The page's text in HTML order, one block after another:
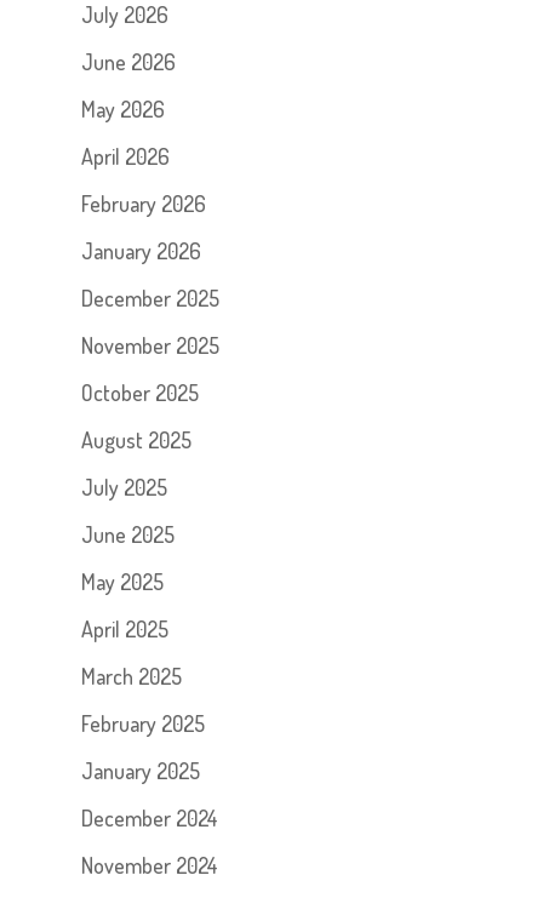
July 2026
June 2026
May 2026
April 2026
February 2026
January 2026
December 2025
November 2025
October 2025
August 2025
July 2025
June 2025
May 2025
April 2025
March 2025
February 2025
January 2025
December 2024
November 2024